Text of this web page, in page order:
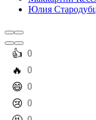
Юлия
️👍 0
️🔥 0
️😄 0
️😢 0